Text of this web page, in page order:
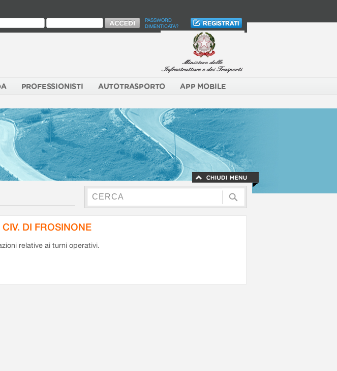
PASSWORD
DIMENTICATA?
PROFESSIONISTI AUTOTRASPORTO APP MOBILE
DI FROSINONE
relative ai turni operativi.